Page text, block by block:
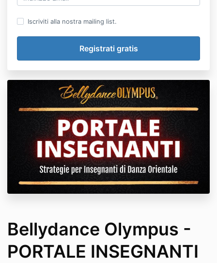
Iscriviti alla nostra mailing list.
Bellydance Olympus -
PORTALE INSEGNANTI